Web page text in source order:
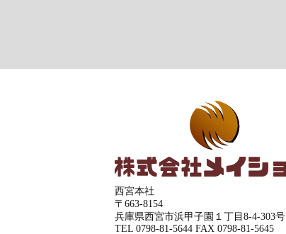
西宮本社
〒663-8154
兵庫県西宮市浜甲子園１丁目8-4-303号
TEL 0798-81-5644 FAX 0798-81-5645